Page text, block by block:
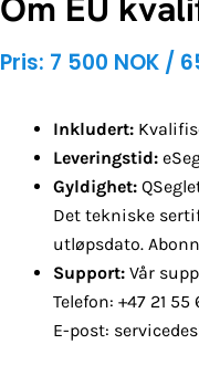
Pris: 7 500 NOK /
Inkludert:
Leveringstid:
Gyldighet:
Det tekniske
utløpsdato.
Support: Vår
Telefon: +47 21 55
E-post: